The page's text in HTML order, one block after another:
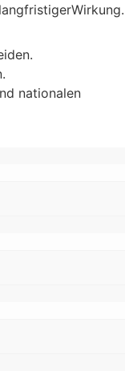
nationalen